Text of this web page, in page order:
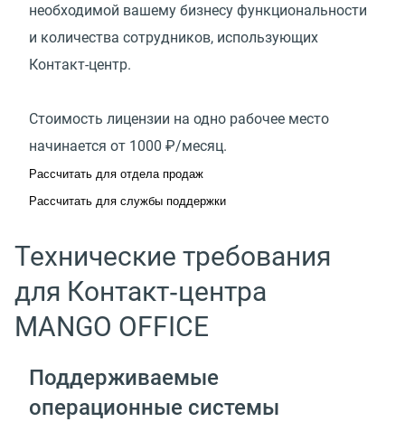
необходимой вашему бизнесу функциональности
и количества сотрудников, использующих
Контакт-центр.
Стоимость лицензии на одно рабочее место
начинается от 1000 ₽/месяц.
Рассчитать для отдела продаж
Рассчитать для службы поддержки
Технические требования
для Контакт‑центра
MANGO OFFICE
Поддерживаемые
операционные системы